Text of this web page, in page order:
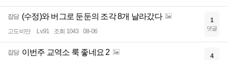
잡담 (수정)와 버그로 둔둔의 조각 8개 날라갔다
고도비만 Lv.91 조회 1043 08-06
1
댓글
잡담 이번주 교역소 룩 좋네요 2 4